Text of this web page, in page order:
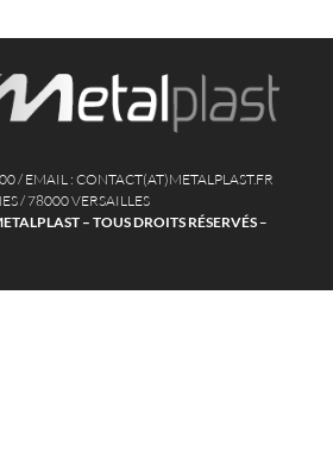
/ EMAIL : CONTACT(AT)METALPLAST.FR
/ 78000 VERSAILLES
– TOUS DROITS RÉSERVÉS–